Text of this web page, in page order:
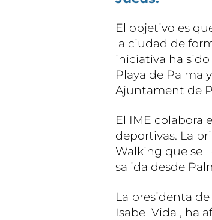
El objetivo es
la ciudad de
iniciativa ha
Playa de Palma
Ajuntament de
El IME colabora
deportivas. La
Walking que se
salida desde
La presidenta
Isabel Vidal, ha